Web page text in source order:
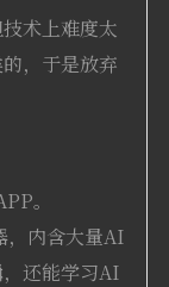
术上难度太
，于是放弃
。
内含大量AI
还能学习AI